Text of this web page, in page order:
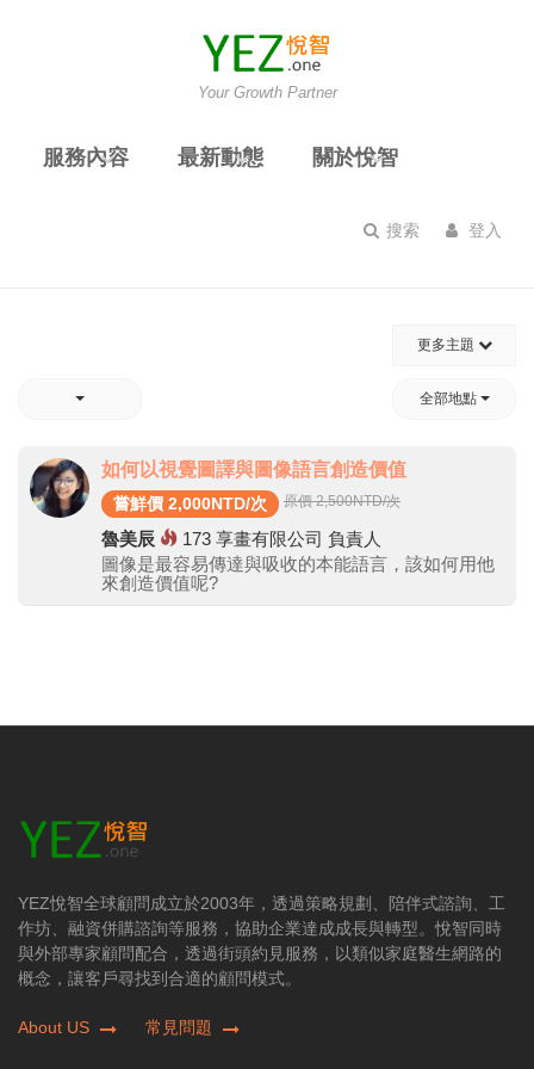
Your Growth Partner
服務內容 最新動態 關於悅智
搜索 登入
更多主題
全部地點
如何以視覺圖譯與圖像語言創造價值
嘗鮮價 2,000NTD/次 原價 2,500NTD/次
魯美辰 173 享畫有限公司 負責人
圖像是最容易傳達與吸收的本能語言，該如何用他
來創造價值呢?
YEZ悅智全球顧問成立於2003年，透過策略規劃、陪伴式諮詢、工
作坊、融資併購諮詢等服務，協助企業達成成長與轉型。悅智同時
與外部專家顧問配合，透過街頭約見服務，以類似家庭醫生網路的
概念，讓客戶尋找到合適的顧問模式。
About US 常見問題